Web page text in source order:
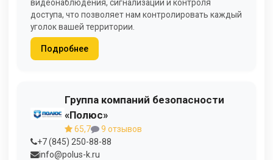
видеонаблюдения, сигнализации и контроля
доступа, что позволяет нам контролировать каждый
уголок вашей территории.
Подробнее
Группа компаний безопасности
«Полюс»
65,7
9 отзывов
+7 (845) 250-88-88
info@polus-k.ru